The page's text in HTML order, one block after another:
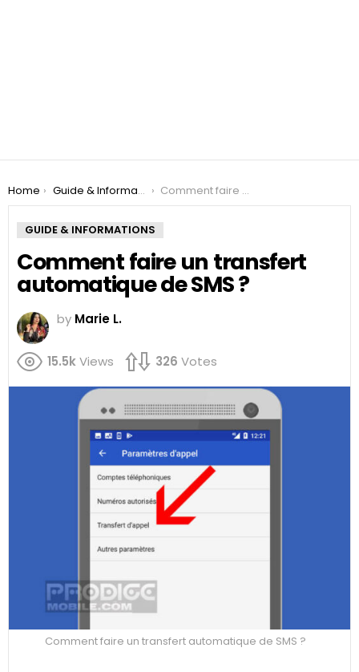
You are here:
Home Guide & Informations Comment faire un transfert automatique de SMS ?
GUIDE & INFORMATIONS
Comment faire un transfert
automatique de SMS ?
by Marie L.
15.5kViews 326 Votes
Comment faire un transfert automatique de SMS ?